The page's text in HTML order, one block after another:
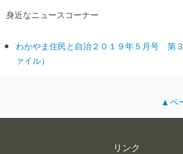
身近なニュースコーナー
わかやま住民と自治２０１９年５月号 第
ァイル）
▲ペ
リンク